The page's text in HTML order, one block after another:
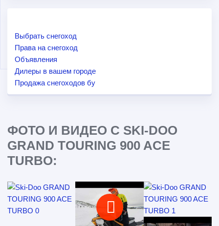
Выбрать снегоход
Права на снегоход
Объявления
Дилеры в вашем городе
Продажа снегоходов бу
ФОТО И ВИДЕО С SKI-DOO
GRAND TOURING 900 ACE
TURBO: